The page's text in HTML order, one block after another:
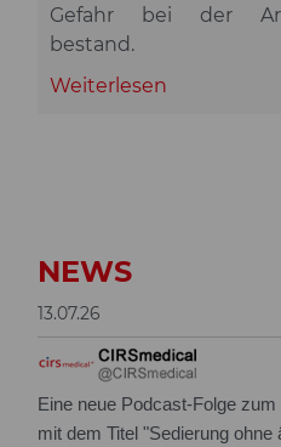
Gefahr bei der
bestand.
Weiterlesen
NEWS
13.07.26
Eine neue Podcast-Folge
mit dem Titel "Sedierung ohne